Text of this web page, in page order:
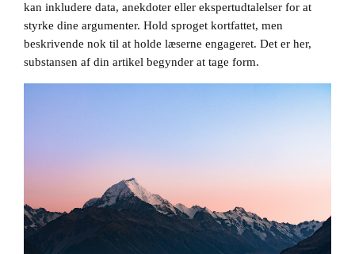
kan inkludere data, anekdoter eller ekspertudtalelser for at
styrke dine argumenter. Hold sproget kortfattet, men
beskrivende nok til at holde læserne engageret. Det er her,
substansen af din artikel begynder at tage form.